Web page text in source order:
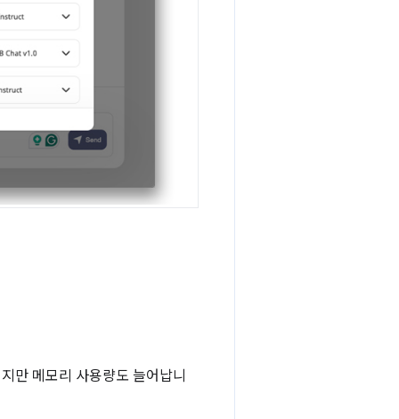
만 메모리 사용량도 늘어납니